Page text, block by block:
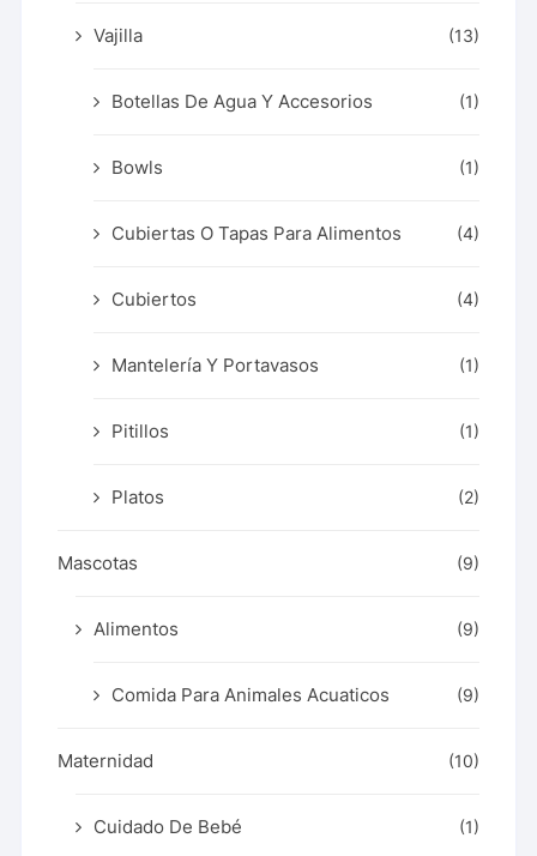
Vajilla (13)
Botellas De Agua Y Accesorios (1)
Bowls (1)
Cubiertas O Tapas Para Alimentos (4)
Cubiertos (4)
Mantelería Y Portavasos (1)
Pitillos (1)
Platos (2)
Mascotas (9)
Alimentos (9)
Comida Para Animales Acuaticos (9)
Maternidad (10)
Cuidado De Bebé (1)